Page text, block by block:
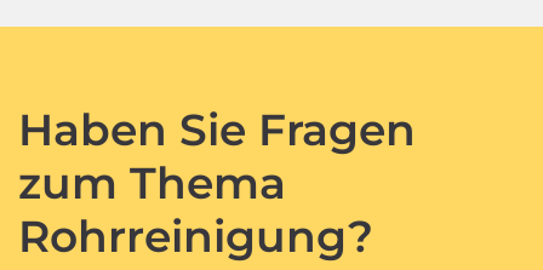
Haben Sie Fragen
zum Thema
Rohrreinigung?